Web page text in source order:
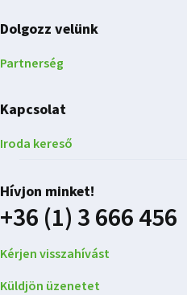
Dolgozz velünk
Partnerség
Kapcsolat
Iroda kereső
Hívjon minket!
+36 (1) 3 666 456
Kérjen visszahívást
Küldjön üzenetet